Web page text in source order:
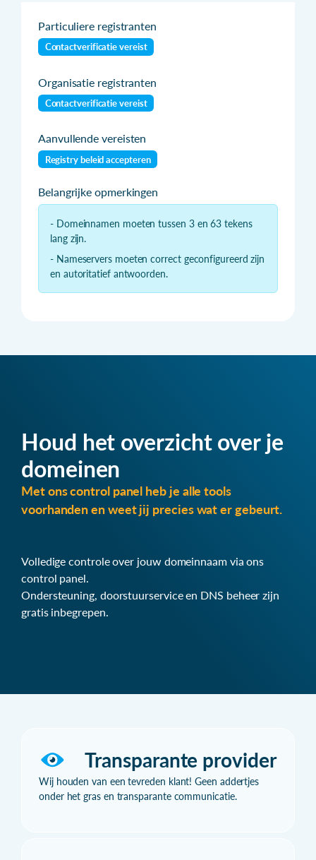
Particuliere registranten
Contactverificatie vereist
Organisatie registranten
Contactverificatie vereist
Aanvullende vereisten
Registry beleid accepteren
Belangrijke opmerkingen
- Domeinnamen moeten tussen 3 en 63 tekens
lang zijn.
- Nameservers moeten correct geconfigureerd zijn
en autoritatief antwoorden.
Houd het overzicht over je
domeinen
Met ons control panel heb je alle tools
voorhanden en weet jij precies wat er gebeurt.
Volledige controle over jouw domeinnaam via ons
control panel.
Ondersteuning, doorstuurservice en DNS beheer zijn
gratis inbegrepen.
Transparante provider
Wij houden van een tevreden klant! Geen addertjes
onder het gras en transparante communicatie.